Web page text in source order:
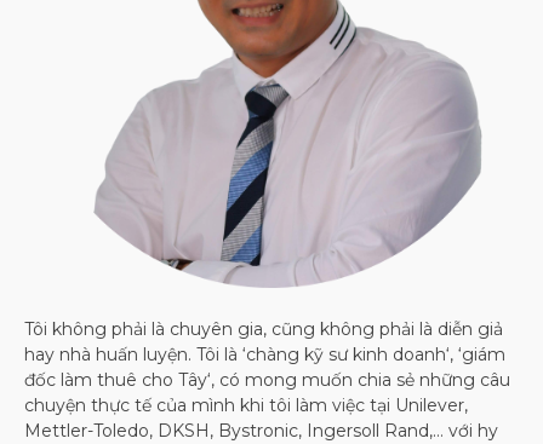
Tôi không phải là chuyên gia, cũng không phải là diễn giả
hay nhà huấn luyện. Tôi là ‘chàng kỹ sư kinh doanh‘, ‘giám
đốc làm thuê cho Tây‘, có mong muốn chia sẻ những câu
chuyện thực tế của mình khi tôi làm việc tại Unilever,
Mettler-Toledo, DKSH, Bystronic, Ingersoll Rand,… với hy